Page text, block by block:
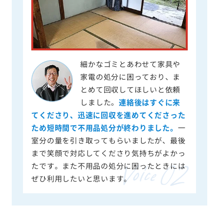
細かなゴミとあわせて家具や
家電の処分に困っており、ま
とめて回収してほしいと依頼
しました。連絡後はすぐに来
てくださり、迅速に回収を進めてくださった
ため短時間で不用品処分が終わりました。 一
室分の量を引き取ってもらいましたが、最後
まで笑顔で対応してくださり気持ちがよかっ
たです。また不用品の処分に困ったときには
ぜひ利用したいと思います。